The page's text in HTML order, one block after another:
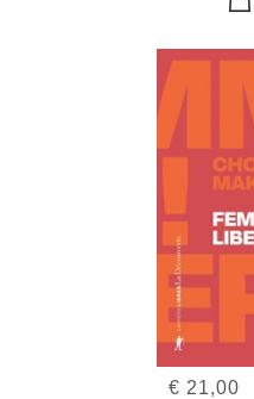
€ 21,00